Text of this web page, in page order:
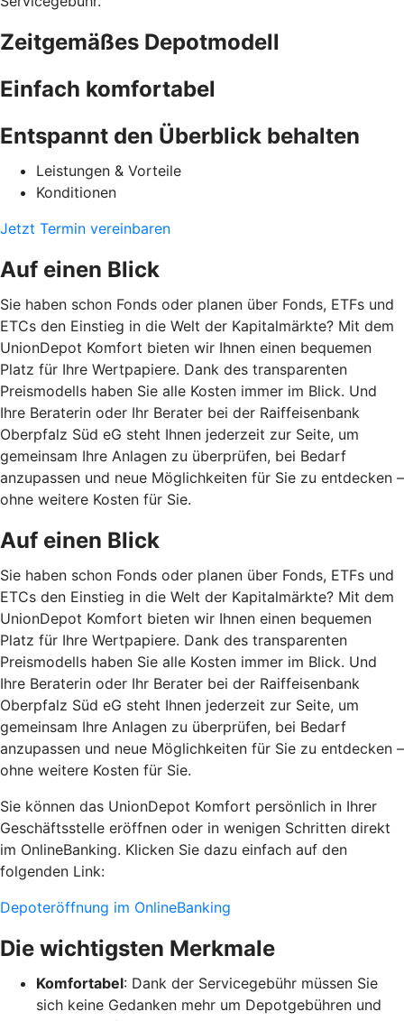
Zeitgemäßes Depotmodell
Einfach komfortabel
Entspannt den Überblick behalten
Leistungen & Vorteile
Konditionen
Jetzt Termin vereinbaren
Auf einen Blick
Sie haben schon Fonds oder planen über Fonds, ETFs und
ETCs den Einstieg in die Welt der Kapitalmärkte? Mit dem
UnionDepot Komfort bieten wir Ihnen einen bequemen
Platz für Ihre Wertpapiere. Dank des transparenten
Preismodells haben Sie alle Kosten immer im Blick. Und
Ihre Beraterin oder Ihr Berater bei der Raiffeisenbank
Oberpfalz Süd eG steht Ihnen jederzeit zur Seite, um
gemeinsam Ihre Anlagen zu überprüfen, bei Bedarf
anzupassen und neue Möglichkeiten für Sie zu entdecken –
ohne weitere Kosten für Sie.
Auf einen Blick
Sie haben schon Fonds oder planen über Fonds, ETFs und
ETCs den Einstieg in die Welt der Kapitalmärkte? Mit dem
UnionDepot Komfort bieten wir Ihnen einen bequemen
Platz für Ihre Wertpapiere. Dank des transparenten
Preismodells haben Sie alle Kosten immer im Blick. Und
Ihre Beraterin oder Ihr Berater bei der Raiffeisenbank
Oberpfalz Süd eG steht Ihnen jederzeit zur Seite, um
gemeinsam Ihre Anlagen zu überprüfen, bei Bedarf
anzupassen und neue Möglichkeiten für Sie zu entdecken –
ohne weitere Kosten für Sie.
Sie können das UnionDepot Komfort persönlich in Ihrer
Geschäftsstelle eröffnen oder in wenigen Schritten direkt
im OnlineBanking. Klicken Sie dazu einfach auf den
folgenden Link:
Depoteröffnung im OnlineBanking
Die wichtigsten Merkmale
Komfortabel: Dank der Servicegebühr müssen Sie
sich keine Gedanken mehr um Depotgebühren und